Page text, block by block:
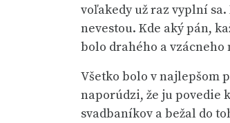
voľakedy už raz vyplní
nevestou. Kde aký pán,
bolo drahého a vzácneho
Všetko bolo v najlepšom
naporúdzi, že ju povedie
svadbaníkov a bežal do